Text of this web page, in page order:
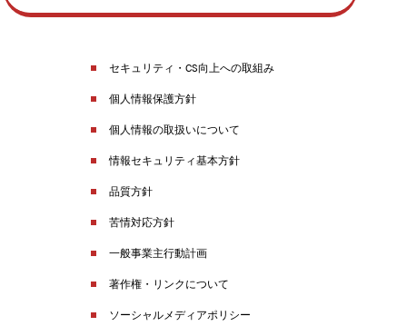
セキュリティ・CS向上への取組み
個人情報保護方針
個人情報の取扱いについて
情報セキュリティ基本方針
品質方針
苦情対応方針
一般事業主行動計画
著作権・リンクについて
ソーシャルメディアポリシー